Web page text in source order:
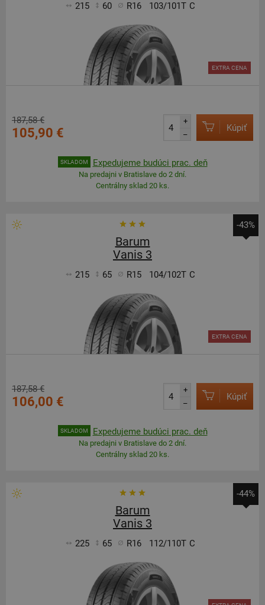
215 60 R16 103/101T C
EXTRA CENA
187,58 €
105,90 €
+
–
Kúpiť
SKLADOM Expedujeme budúci prac. deň
Na predajni v Bratislave do 2 dní.
Centrálny sklad 20 ks.
-43%
Barum
Vanis 3
215 65 R15 104/102T C
EXTRA CENA
187,58 €
106,00 €
+
–
Kúpiť
SKLADOM Expedujeme budúci prac. deň
Na predajni v Bratislave do 2 dní.
Centrálny sklad 20 ks.
-44%
Barum
Vanis 3
225 65 R16 112/110T C